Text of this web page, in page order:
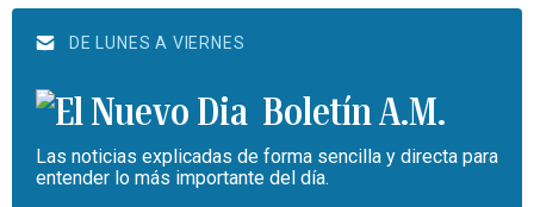
DE LUNES A VIERNES
Boletín A.M.
Las noticias explicadas de forma sencilla y directa para
entender lo más importante del día.